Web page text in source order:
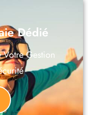
Dédié
Votre Gestion